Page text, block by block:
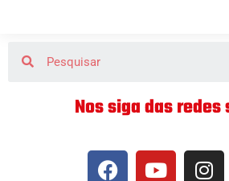
Nos siga das